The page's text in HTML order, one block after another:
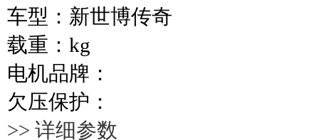
车型： 新世博传奇
载重： kg
电机品牌：
欠压保护：
>> 详细参数